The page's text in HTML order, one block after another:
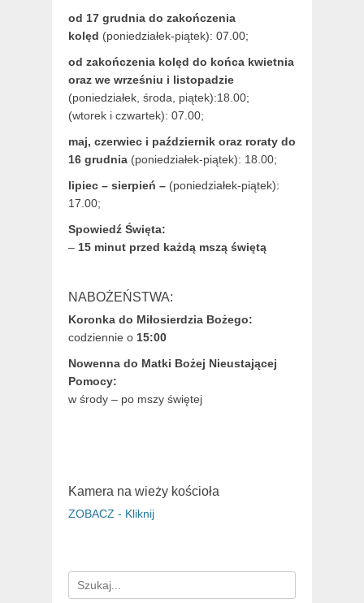
od 17 grudnia do zakończenia
kolęd (poniedziałek-piątek): 07.00;
od zakończenia kolęd do końca kwietnia
oraz we wrześniu i listopadzie
(poniedziałek, środa, piątek):18.00;
(wtorek i czwartek): 07.00;
maj, czerwiec i październik oraz roraty do
16 grudnia (poniedziałek-piątek): 18.00;
lipiec – sierpień – (poniedziałek-piątek):
17.00;
Spowiedź Święta:
– 15 minut przed każdą mszą świętą
NABOŻEŃSTWA:
Koronka do Miłosierdzia Bożego:
codziennie o 15:00
Nowenna do Matki Bożej Nieustającej
Pomocy:
w środy – po mszy świętej
Kamera na wieży kościoła
ZOBACZ - Kliknij
Search
for: